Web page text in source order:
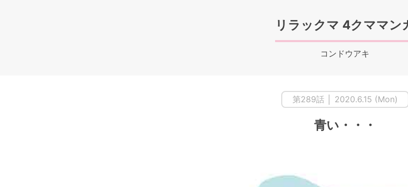
リラックマ 4クママン
コンドウアキ
第289話 │ 2020.6.15 (Mon)
青い・・・